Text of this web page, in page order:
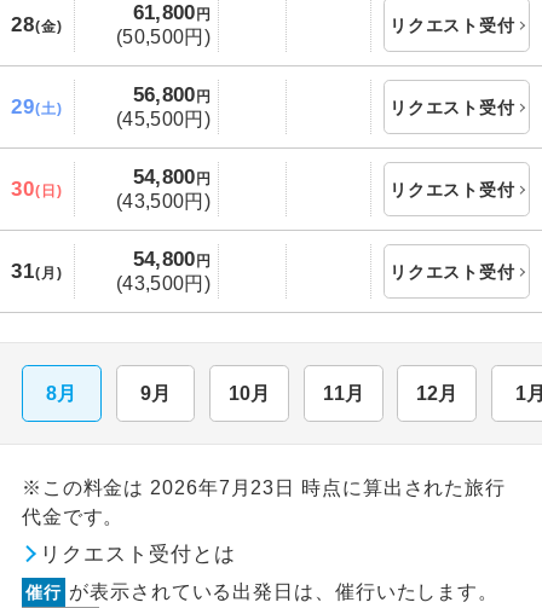
28(金)
61,800 円
(50,500円)
リクエスト受付
29(土)
56,800 円
(45,500円)
リクエスト受付
30(日)
54,800 円
(43,500円)
リクエスト受付
31(月)
54,800 円
(43,500円)
リクエスト受付
8月 9月 10月 11月 12月 1
※この料金は 2026年7月23日 時点に算出された旅行
代金です。
リクエスト受付とは
催行 が表示されている出発日は、催行いたします。